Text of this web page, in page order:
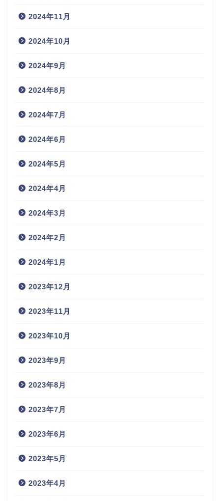
2024年11月
2024年10月
2024年9月
2024年8月
2024年7月
2024年6月
2024年5月
2024年4月
2024年3月
2024年2月
2024年1月
2023年12月
2023年11月
2023年10月
2023年9月
2023年8月
2023年7月
2023年6月
2023年5月
2023年4月